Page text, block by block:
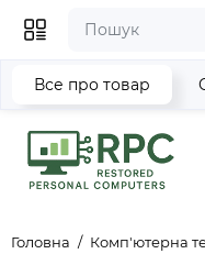
Головна Комп'ютерна
Все про товар